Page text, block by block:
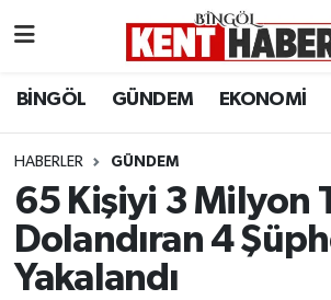
BİNGÖL GÜNDEM EKONOMİ
HABERLER GÜNDEM
65 Kişiyi 3 Milyon
Dolandıran 4
Yakalandı
BİLİM-TEKNOLOJİ
DÜNYA
EĞİTİM
Bingöl Hava Durumu
Bingöl Namaz Vakitleri
Bingöl Trafik Yoğunluk Haritası